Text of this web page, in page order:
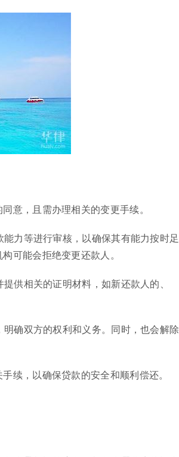
意，且需办理相关的变更手续。
力等进行审核，以确保其有能力按时足
可能会拒绝变更还款人。
供相关的证明材料，如新还款人的、
确双方的权利和义务。同时，也会解除
续，以确保贷款的安全和顺利偿还。